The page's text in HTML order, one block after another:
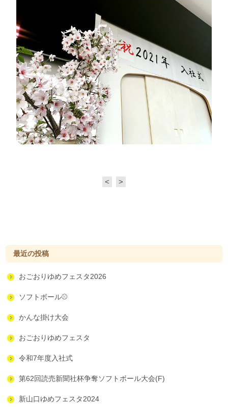
< >
最近の投稿
おごおりゆめフェスタ2026
ソフトボール⚾
かんな掛け大会
おごおりゆめフェスタ
令和7年度入社式
第62回読売新聞社杯争奪ソフトボール大会(F)
新山口ゆめフェスタ2024